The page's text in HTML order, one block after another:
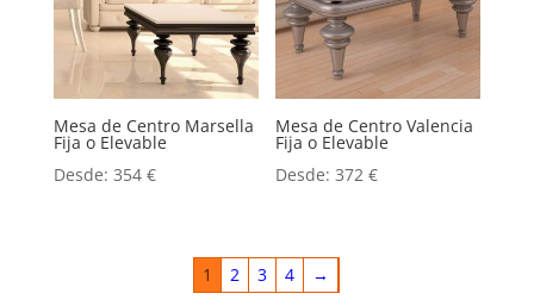
Mesa de Centro Marsella
Fija o Elevable
Desde: 354 €
Mesa de Centro Valencia
Fija o Elevable
Desde:372€
1 2 3 4 →